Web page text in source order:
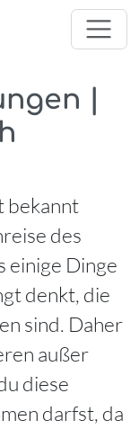
|
bekannt
des
einige Dinge
denkt, die
sind. Daher
außer
diese
darfst, da